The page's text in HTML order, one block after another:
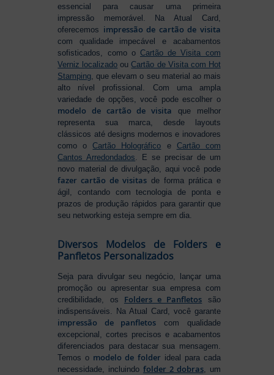
essencial para causar uma primeira
impressão memorável. Na Atual Card,
oferecemos impressão de cartão de visita
com qualidade impecável e acabamentos
sofisticados, como o Cartão de Visita com
Verniz localizado ouCartão de Visita com Hot
Stamping , que elevam o seu material ao mais
alto nível profissional. Com uma ampla
variedade de opções, você pode escolher o
modelo de cartão de visita que melhor
representa sua marca, desde layouts
clássicos até designs modernos e inovadores
como oCartão Holográfico e Cartão com
Cantos Arredondados . E se precisar de um
novo material de divulgação, aqui você pode
fazer cartão de visitas de forma prática e
ágil, contando com tecnologia de ponta e
prazos de produção rápidos para garantir que
seu networking esteja sempre em dia.
Diversos Modelos de Folders e
Panfletos Personalizados
Seja para divulgar seu negócio, lançar uma
promoção ou apresentar sua empresa com
credibilidade, os Folders e Panfletos são
indispensáveis. Na Atual Card, você garante
impressão de panfletos com qualidade
excepcional, cortes precisos e acabamentos
diferenciados para destacar sua mensagem.
Temos o modelo de folder ideal para cada
necessidade, incluindofolder 2 dobras, um